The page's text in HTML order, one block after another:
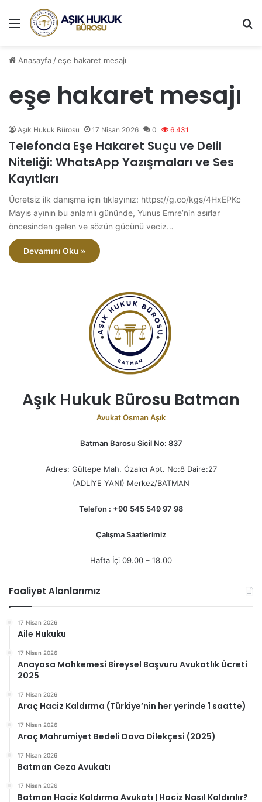
Menü
Anasayfa/eşe hakaret mesajı
eşe hakaret mesajı
Aşık Hukuk Bürosu 17 Nisan 2026 0 6.431
Telefonda Eşe Hakaret Suçu ve Delil
Niteliği: WhatsApp Yazışmaları ve Ses
Kayıtları
Ücretsiz ilk danışma için tıklayınız: https://g.co/kgs/4HxEPKc
Mayıs ayının bu anlamlı gününde, Yunus Emre’nin asırlar
öncesinden gelen ve sözün gücünü veciz…
Devamını Oku »
Aşık Hukuk Bürosu Batman
Avukat Osman Aşık
Batman Barosu Sicil No: 837
Adres: Gültepe Mah. Özalıcı Apt. No:8 Daire:27
(ADLİYE YANI) Merkez/BATMAN
Telefon : +90 545 549 97 98
Çalışma Saatlerimiz
Hafta İçi 09.00 – 18.00
Faaliyet Alanlarımız
17 Nisan 2026
Aile Hukuku
17 Nisan 2026
Anayasa Mahkemesi Bireysel Başvuru Avukatlık Ücreti
2025
17 Nisan 2026
Araç Haciz Kaldırma (Türkiye’nin her yerinde 1 saatte)
17 Nisan 2026
Araç Mahrumiyet Bedeli Dava Dilekçesi (2025)
17 Nisan 2026
Batman Ceza Avukatı
17 Nisan 2026
Batman Haciz Kaldırma Avukatı | Haciz Nasıl Kaldırılır?